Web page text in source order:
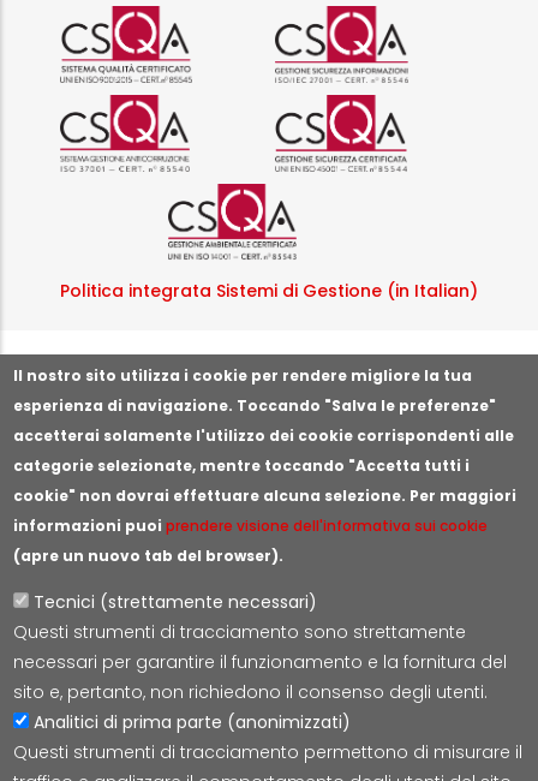
Il nostro sito utilizza i cookie per rendere migliore la tua
esperienza di navigazione. Toccando "Salva le preferenze"
accetterai solamente l'utilizzo dei cookie corrispondenti alle
categorie selezionate, mentre toccando "Accetta tutti i
cookie" non dovrai effettuare alcuna selezione. Per maggiori
informazioni puoiprendere visione dell'informativa sui cookie
(apre un nuovo tab del browser).
Tecnici (strettamente necessari)
Questi strumenti di tracciamento sono strettamente
necessari per garantire il funzionamento e la fornitura del
sito e, pertanto, non richiedono il consenso degli utenti.
Analitici di prima parte (anonimizzati)
Questi strumenti di tracciamento permettono di misurare il
Logo certificazione ISO 9001
Logo
Logo certificazione ISO 37001
Logo
Logo certificazione ISO
Politica integrata Sistemi di Gestione (in Italian)
Segnala illeciti o irregolarità
Lepida S.c.p.A.
Via della Liberazione 15, 40128 Bologna
segreteria@lepida.it
PEC:
segreteria@pec.lepida.it
Capitale Sociale i.v. ad oggi € 69.881.000,00